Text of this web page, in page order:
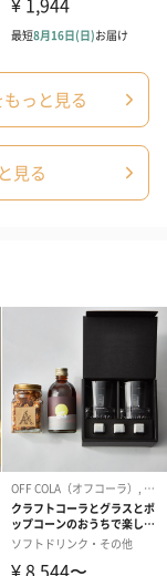
ティング）
ンのメッセージカ
する場合がありま
カ
ピ
【誕生日】
Birthday ホワ
刷なし）（
っと見る
見る